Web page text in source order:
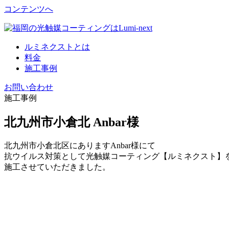
コンテンツへ
ルミネクストとは
料金
施工事例
お問い合わせ
施工事例
北九州市小倉北 Anbar様
北九州市小倉北区にありますAnbar様にて
抗ウイルス対策として光触媒コーティング【ルミネクスト】
施工させていただきました。